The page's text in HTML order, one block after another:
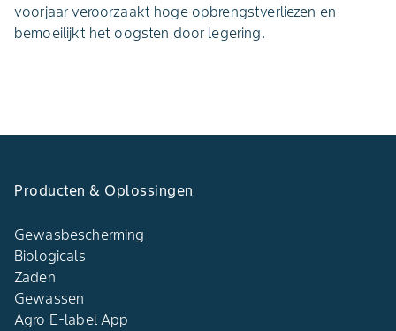
voorjaar veroorzaakt hoge opbrengstverliezen en
bemoeilijkt het oogsten door legering.
Producten & Oplossingen
Gewasbescherming
Biologicals
Zaden
Gewassen
Agro E-label App